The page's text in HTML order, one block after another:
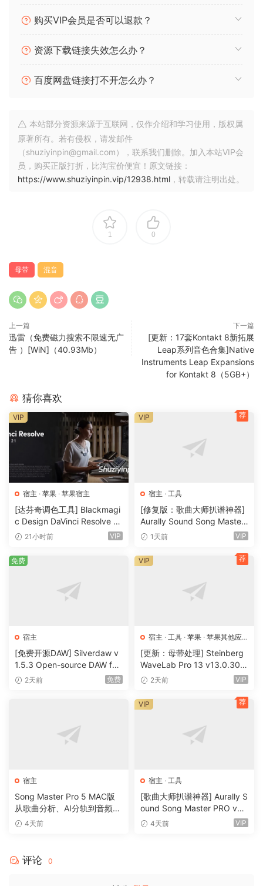
购买VIP会员是否可以退款？
资源下载链接失效怎么办？
百度网盘链接打不开怎么办？
本站部分资源来源于互联网，仅作介绍和学习使用，版权属
原著所有。若有侵权，请发邮件
（shuziyinpin@gmail.com），联系我们删除。加入本站VIP会
员，购买正版打折，比淘宝价便宜！原文链接：
https://www.shuziyinpin.vip/12938.html ，转载请注明出处。
1 0
母带 混音
上一篇
迅雷（免费磁力搜索不限速无广
告 ）[WiN]（40.93Mb）
下一篇
[更新：17套Kontakt 8新拓展
Leap系列音色合集]Native
Instruments Leap Expansions
for Kontakt 8（5GB+）
猜你喜欢
宿主 · 苹果 · 苹果宿主
[达芬奇调色工具] Blackmagi
c Design DaVinci Resolve St
udio 21.0.4 Multilingual [Ma
21小时前 VIP
VIP
宿主 · 工具
[修复版：歌曲大师扒谱神器]
Aurally Sound Song Master
PRO v5.0.02 REV 1 [WiN]
1天前 VIP
VIP 荐
宿主
[免费开源DAW] Silverdaw v
1.5.3 Open-source DAW for
remixing & mashups [WiN]
2天前 免费
免费
宿主 · 工具 · 苹果 · 苹果其他应
用· 苹果宿主
[更新：母带处理] Steinberg
WaveLab Pro 13 v13.0.30
+安装方法 [WiN, MacOSX]
2天前 VIP
VIP 荐
宿主
Song Master Pro 5 MAC版
从歌曲分析、AI分轨到音频转
MIDI的一体化音乐工具
4天前
宿主 · 工具
[歌曲大师扒谱神器] Aurally S
ound Song Master PRO v5.
0.02 [WiN]（355MB）
4天前 VIP
VIP 荐
评论 0